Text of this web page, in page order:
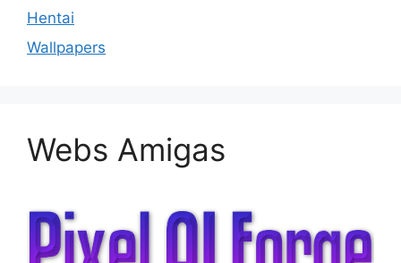
Hentai
Wallpapers
Webs Amigas